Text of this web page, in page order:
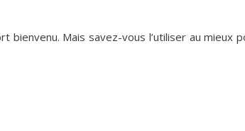
Mais savez-vous l’utiliser au mieux